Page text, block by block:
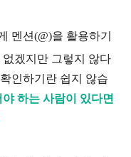
멘션(@)을 활용하기
겠지만 그렇지 않다
인하기란 쉽지 않습
하는 사람이 있다면